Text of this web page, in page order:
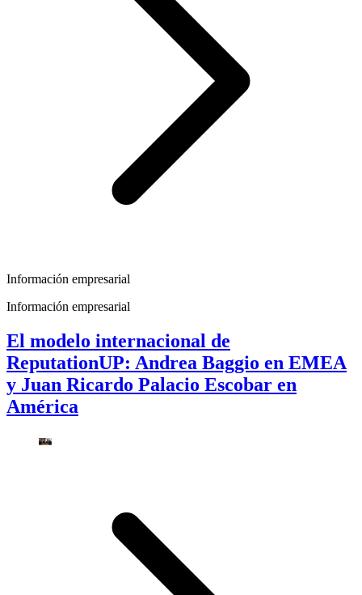
Información empresarial
Información empresarial
El modelo internacional de
ReputationUP: Andrea Baggio en EMEA
y Juan Ricardo Palacio Escobar en
América